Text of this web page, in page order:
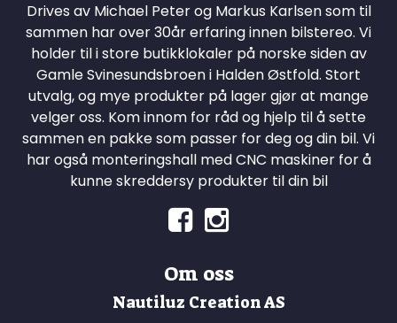
Drives av Michael Peter og Markus Karlsen som til
sammen har over 30år erfaring innen bilstereo. Vi
holder til i store butikklokaler på norske siden av
Gamle Svinesundsbroen i Halden Østfold. Stort
utvalg, og mye produkter på lager gjør at mange
velger oss. Kom innom for råd og hjelp til å sette
sammen en pakke som passer for deg og din bil. Vi
har også monteringshall med CNC maskiner for å
kunne skreddersy produkter til din bil
Om oss
Nautiluz Creation AS